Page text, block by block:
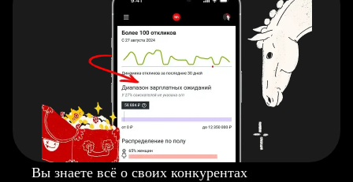
Вы знаете всё о своих конкурентах